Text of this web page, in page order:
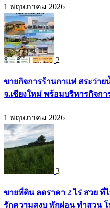
1 พฤษภาคม 2026
2
ขายกิจการร้านกาแฟ สระว่าย
จ.เชียงใหม่ พร้อมบริหารกิจกา
1 พฤษภาคม 2026
3
ขายที่ดิน ลดราคา 2 ไร่ สวย
รักความสงบ พักผ่อน ทำสวน โ